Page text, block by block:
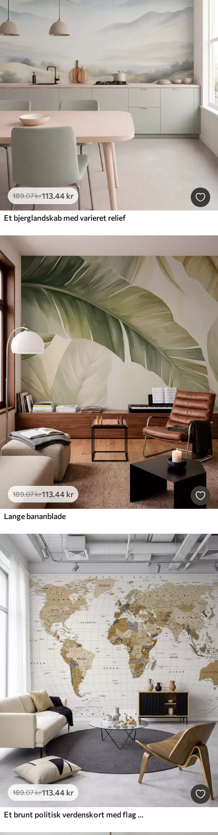
189.07kr113.44 kr
Et bjerglandskab med varieret relief
189.07kr113.44 kr
Lange bananblade
189.07kr113.44 kr
Et brunt politisk verdenskort med flag på engelsk